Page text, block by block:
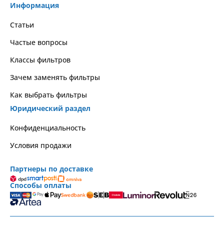
Информация
Статьи
Частые вопросы
Классы фильтров
Зачем заменять фильтры
Как выбрать фильтры
Юридический раздел
Kонфиденциальность
Условия продажи
Партнеры по доставке
Способы оплаты